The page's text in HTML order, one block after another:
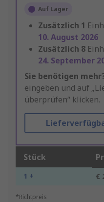
Auf Lager
Zusätzlich 1
10. August 2026
Zusätzlich 8
24. September
Sie benötigen
eingeben und auf
überprüfen“ klicken.
Stück
1 + €
*Richtpreis